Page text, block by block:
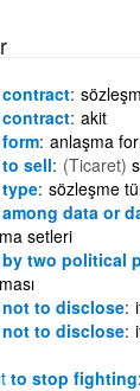
contract
contract akit
form anlaşma
to sell (Ticaret)
type sözleşme
among data or
setleri
by two political
not to disclose
not to disclose
to stop fighting